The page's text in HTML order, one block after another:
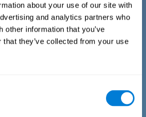
about your use of our site with
and analytics partners who
other information that you’ve
that they’ve collected from your use
de questions faciles à répondre qui
par le tuteur ou le professionnel
Le questionnaire comprend des
suivants : le bien-être physique (être
approprié), le bien-être psychologique (un